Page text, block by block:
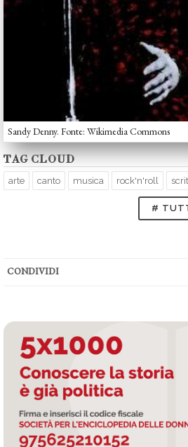
Sandy Denny. Fonte: Wikimedia Commons
TAG CLOUD
arte canto musica rock'n'roll
#
CONDIVIDI